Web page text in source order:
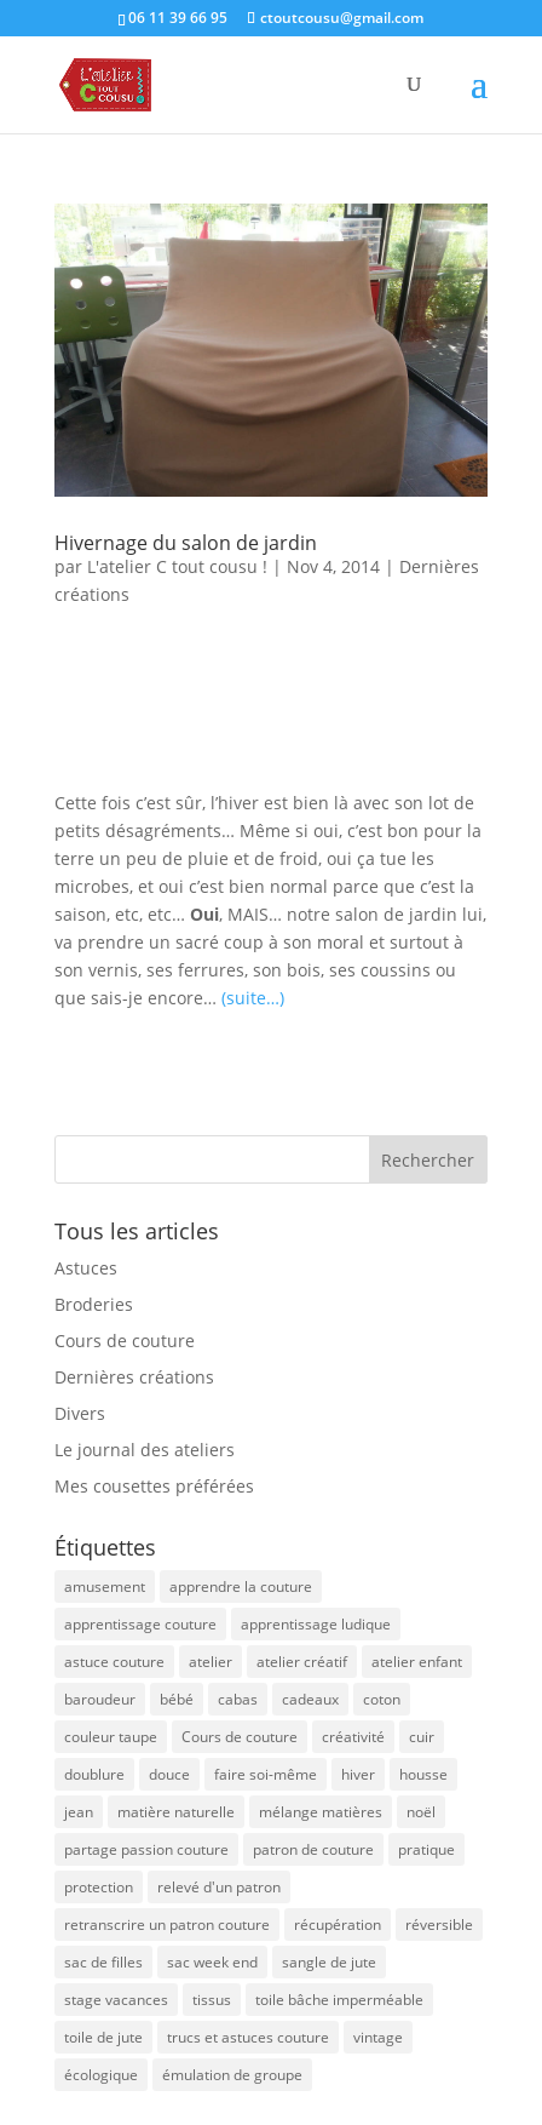
06 11 39 66 95 ctoutcousu@gmail.com
Hivernage du salon de jardin
par L'atelier C tout cousu ! | Nov 4, 2014| Dernières
créations
Cette fois c’est sûr, l’hiver est bien là avec son lot de
petits désagréments… Même si oui, c’est bon pour la
terre un peu de pluie et de froid, oui ça tue les
microbes, et oui c’est bien normal parce que c’est la
saison, etc, etc… Oui, MAIS… notre salon de jardin lui,
va prendre un sacré coup à son moral et surtout à
son vernis, ses ferrures, son bois, ses coussins ou
que sais-je encore… (suite…)
Tous les articles
Astuces
Broderies
Cours de couture
Dernières créations
Divers
Le journal des ateliers
Mes cousettes préférées
Étiquettes
amusement
apprendre la couture
apprentissage couture
apprentissage ludique
astuce couture
atelier atelier créatif
atelier enfant
baroudeur
bébé cabas cadeaux
coton
couleur taupe
Cours de couture créativité
cuir
doublure
douce faire soi-même hiver
housse
jean
matière naturelle mélange matières
noël
partage passion couture
patron de couture
pratique
protection
relevé d'un patron
retranscrire un patron couture
récupération
réversible
sac de filles
sac week end
sangle de jute
stage vacances
tissus
toile bâche imperméable
toile de jute
trucs et astuces couture
vintage
écologique
émulation de groupe